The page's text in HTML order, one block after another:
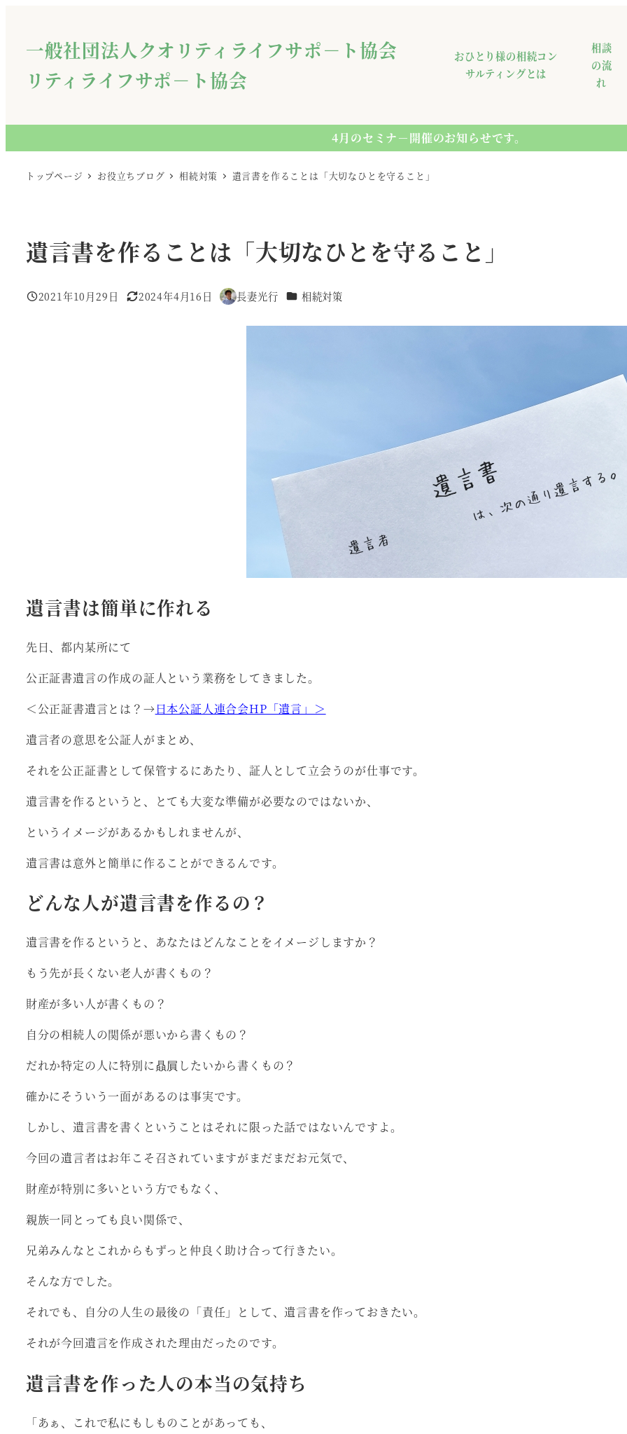
ツ
一般社団法人クオリティライフサポ－ト協会
リティライフサポ－ト協会
おひとり様の相続コン
サルティングとは
相談
の流
れ
4月のセミナ－開催のお知らせです。
トップページ お役立ちブログ 相続対策 遺言書を作ることは「大切なひとを守ること」
遺言書を作ることは「大切なひとを守ること」
投稿日
2021年10月29日
更新日
2024年4月16日
著
長妻光行 カテゴリー
相続対策
遺言書は簡単に作れる
先日、都内某所にて
公正証書遺言の作成の証人という業務をしてきました。
＜公正証書遺言とは？→日本公証人連合会HP「遺言」＞
遺言者の意思を公証人がまとめ、
それを公正証書として保管するにあたり、証人として立会うのが仕事です。
遺言書を作るというと、とても大変な準備が必要なのではないか、
というイメージがあるかもしれませんが、
遺言書は意外と簡単に作ることができるんです。
どんな人が遺言書を作るの？
遺言書を作るというと、あなたはどんなことをイメージしますか？
もう先が長くない老人が書くもの？
財産が多い人が書くもの？
自分の相続人の関係が悪いから書くもの？
だれか特定の人に特別に贔屓したいから書くもの？
確かにそういう一面があるのは事実です。
しかし、遺言書を書くということはそれに限った話ではないんですよ。
今回の遺言者はお年こそ召されていますがまだまだお元気で、
財産が特別に多いという方でもなく、
親族一同とっても良い関係で、
兄弟みんなとこれからもずっと仲良く助け合って行きたい。
そんな方でした。
それでも、自分の人生の最後の「責任」として、遺言書を作っておきたい。
それが今回遺言を作成された理由だったのです。
遺言書を作った人の本当の気持ち
「あぁ、これで私にもしものことがあっても、